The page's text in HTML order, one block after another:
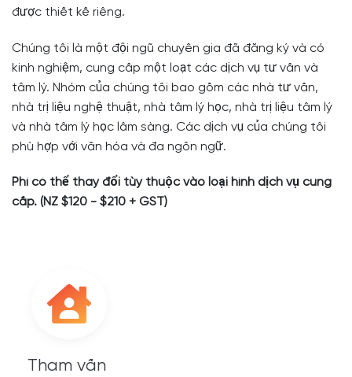
được thiết kế riêng.
Chúng tôi là một đội ngũ chuyên gia đã đăng ký và có
kinh nghiệm, cung cấp một loạt các dịch vụ tư vấn và
tâm lý. Nhóm của chúng tôi bao gồm các nhà tư vấn,
nhà trị liệu nghệ thuật, nhà tâm lý học, nhà trị liệu tâm lý
và nhà tâm lý học lâm sàng. Các dịch vụ của chúng tôi
phù hợp với văn hóa và đa ngôn ngữ.
Phí có thể thay đổi tùy thuộc vào loại hình dịch vụ cung
cấp. (NZ $120 - $210 + GST)
Tham vấn